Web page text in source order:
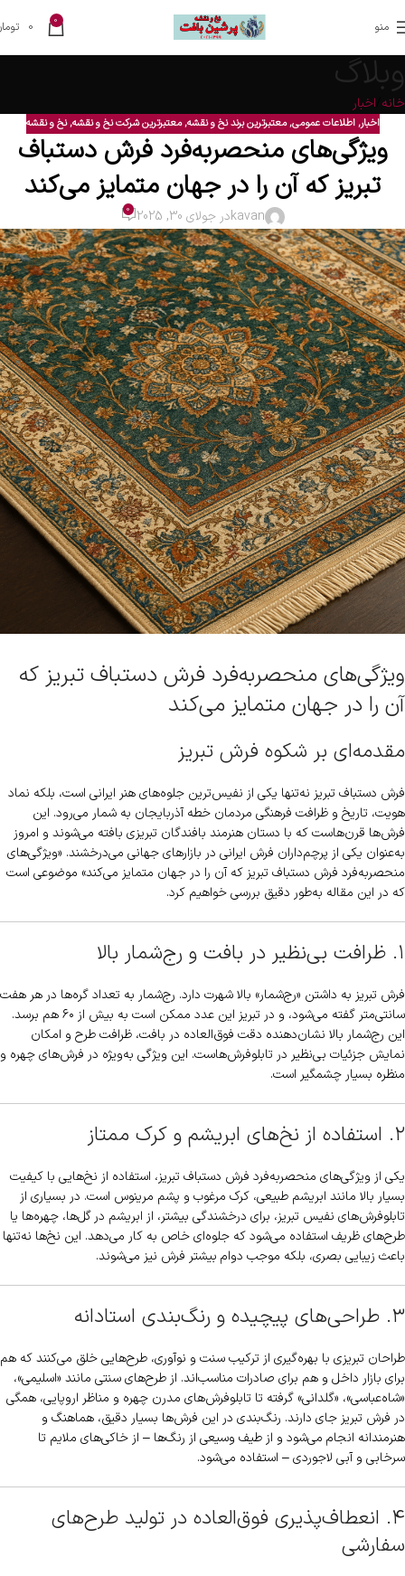
منو 0
0
وبلاگ
خانه اخبار
اخبار,اطلاعات عمومی,معتبرترین برند نخ و نقشه,معتبرترین شرکت نخ و نقشه,نخ و نقشه
ویژگی‌های منحصربه‌فرد فرش دستباف
تبریز که آن را در جهان متمایز می‌کند
kavanدر جولای 30, 2025 0
ویژگی‌های منحصربه‌فرد فرش دستباف تبریز که
آن را در جهان متمایز می‌کند
مقدمه‌ای بر شکوه فرش تبریز
فرش دستباف تبریز نه‌تنها یکی از نفیس‌ترین جلوه‌های هنر ایرانی است، بلکه نماد
هویت، تاریخ و ظرافت فرهنگی مردمان خطه آذربایجان به شمار می‌رود. این
فرش‌ها قرن‌هاست که با دستان هنرمند بافندگان تبریزی بافته می‌شوند و امروز
به‌عنوان یکی از پرچم‌داران فرش ایرانی در بازارهای جهانی می‌درخشند. «ویژگی‌های
منحصربه‌فرد فرش دستباف تبریز که آن را در جهان متمایز می‌کند» موضوعی است
که در این مقاله به‌طور دقیق بررسی خواهیم کرد.
۱. ظرافت بی‌نظیر در بافت و رج‌شمار بالا
فرش تبریز به داشتن «رج‌شمار» بالا شهرت دارد. رج‌شمار به تعداد گره‌ها در هر هفت
سانتی‌متر گفته می‌شود، و در تبریز این عدد ممکن است به بیش از ۶۰ هم برسد.
این رج‌شمار بالا نشان‌دهنده دقت فوق‌العاده در بافت، ظرافت طرح و امکان
نمایش جزئیات بی‌نظیر در تابلوفرش‌هاست. این ویژگی به‌ویژه در فرش‌های چهره و
منظره بسیار چشمگیر است.
۲. استفاده از نخ‌های ابریشم و کرک ممتاز
یکی از ویژگی‌های منحصربه‌فرد فرش دستباف تبریز، استفاده از نخ‌هایی با کیفیت
بسیار بالا مانند ابریشم طبیعی، کرک مرغوب و پشم مرینوس است. در بسیاری از
تابلوفرش‌های نفیس تبریز، برای درخشندگی بیشتر، از ابریشم در گل‌ها، چهره‌ها یا
طرح‌های ظریف استفاده می‌شود که جلوه‌ای خاص به کار می‌دهد. این نخ‌ها نه‌تنها
باعث زیبایی بصری، بلکه موجب دوام بیشتر فرش نیز می‌شوند.
۳. طراحی‌های پیچیده و رنگ‌بندی استادانه
طراحان تبریزی با بهره‌گیری از ترکیب سنت و نوآوری، طرح‌هایی خلق می‌کنند که هم
برای بازار داخل و هم برای صادرات مناسب‌اند. از طرح‌های سنتی مانند «اسلیمی»،
«شاه‌عباسی»، «گلدانی» گرفته تا تابلوفرش‌های مدرن چهره و مناظر اروپایی، همگی
در فرش تبریز جای دارند. رنگ‌بندی در این فرش‌ها بسیار دقیق، هماهنگ و
هنرمندانه انجام می‌شود و از طیف وسیعی از رنگ‌ها – از خاکی‌های ملایم تا
سرخابی و آبی لاجوردی – استفاده می‌شود.
۴. انعطاف‌پذیری فوق‌العاده در تولید طرح‌های
سفارشی